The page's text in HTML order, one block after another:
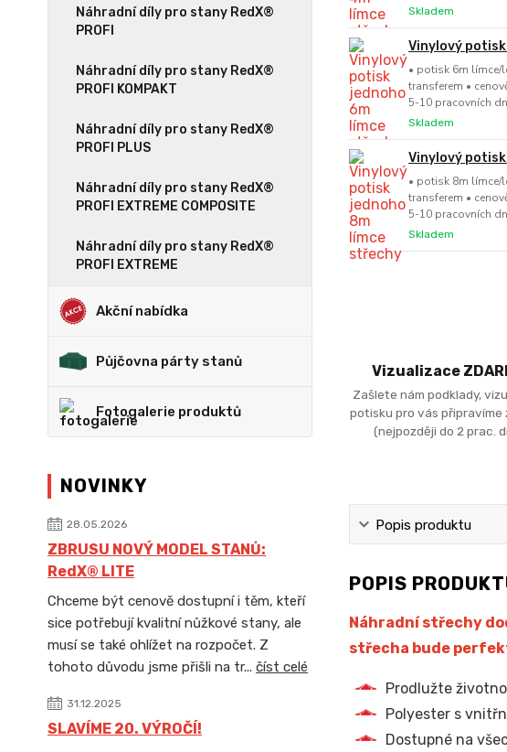
Náhradní díly pro stany RedX®
PROFI
Náhradní díly pro stany RedX®
PROFI KOMPAKT
Náhradní díly pro stany RedX®
PROFI PLUS
Náhradní díly pro stany RedX®
PROFI EXTREME COMPOSITE
Náhradní díly pro stany RedX®
PROFI EXTREME
Akční nabídka
Půjčovna párty stanů
Fotogalerie produktů
NOVINKY
28.05.2026
ZBRUSU NOVÝ MODEL STANŮ:
RedX® LITE
Chceme být cenově dostupní i těm, kteří
sice potřebují kvalitní nůžkové stany, ale
musí se také ohlížet na rozpočet. Z
tohoto důvodu jsme přišli na tr... číst celé
31.12.2025
SLAVÍME 20. VÝROČÍ!
Skladem
Vinylový
• potisk 6m límce/
transferem •
5-10 pracovních
Skladem
Vinylový
• potisk 8m límce/
transferem •
5-10 pracovních
Skladem
Vizualizace
Zašlete nám podklady,
potisku pro vás připravíme
(nejpozději do 2 prac.
Popis produktu
POPIS
Náhradní střechy
střecha bude
Prodlužte
Polyester s
Dostupné na